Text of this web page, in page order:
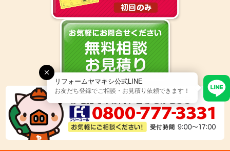
リフォームヤマキシ公式LINE
お友だち登録でご相談・お見積り依頼できます！